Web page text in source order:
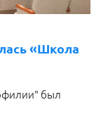
«Школа
был